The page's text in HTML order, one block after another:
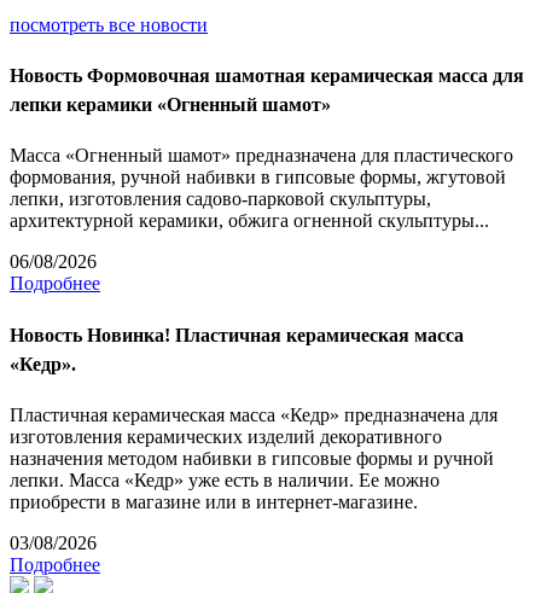
посмотреть все новости
Новость Формовочная шамотная керамическая масса для
лепки керамики «Огненный шамот»
Масса «Огненный шамот» предназначена для пластического
формования, ручной набивки в гипсовые формы, жгутовой
лепки, изготовления садово-парковой скульптуры,
архитектурной керамики, обжига огненной скульптуры...
06/08/2026
Подробнее
Новость Новинка! Пластичная керамическая масса
«Кедр».
Пластичная керамическая масса «Кедр» предназначена для
изготовления керамических изделий декоративного
назначения методом набивки в гипсовые формы и ручной
лепки. Масса «Кедр» уже есть в наличии. Ее можно
приобрести в магазине или в интернет-магазине.
03/08/2026
Подробнее